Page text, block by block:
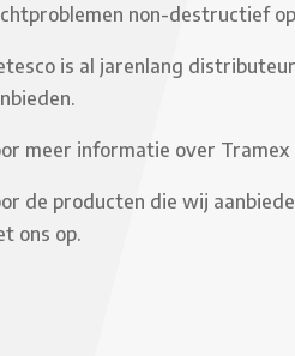
non-destructief
is al jarenlang
meer informatie over
de producten die wij
ons op.